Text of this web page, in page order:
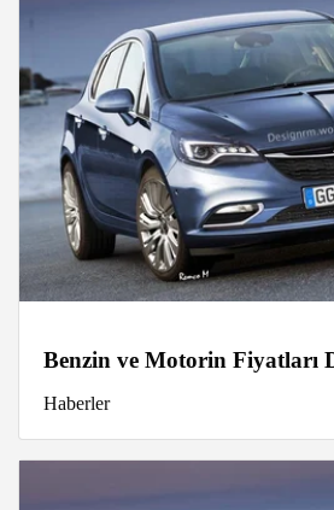
Benzin ve Motorin Fiyatları
Haberler